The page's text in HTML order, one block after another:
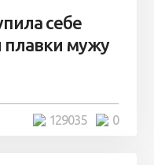
себе
плавки мужу
0
129035